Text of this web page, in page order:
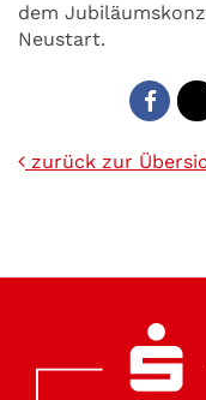
dem
Neustart.
zurück zur